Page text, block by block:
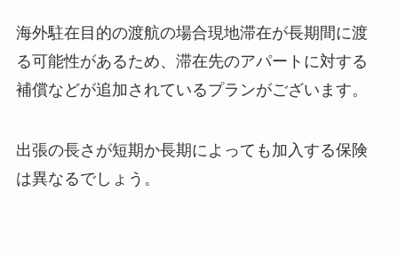
海外駐在目的の渡航の場合現地滞在が長期間に渡
る可能性があるため、滞在先のアパートに対する
補償などが追加されているプランがございます。
出張の長さが短期か長期によっても加入する保険
は異なるでしょう。